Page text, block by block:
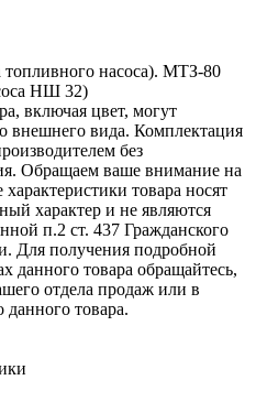
насоса). МТЗ-80
НШ 32)
включая цвет, могут
внешнего вида. Комплектация
без
Обращаем ваше внимание на
товара носят
характер и не являются
п.2 ст. 437 Гражданского
Для получения подробной
данного товара обращайтесь,
отдела продаж или в
данного товара.